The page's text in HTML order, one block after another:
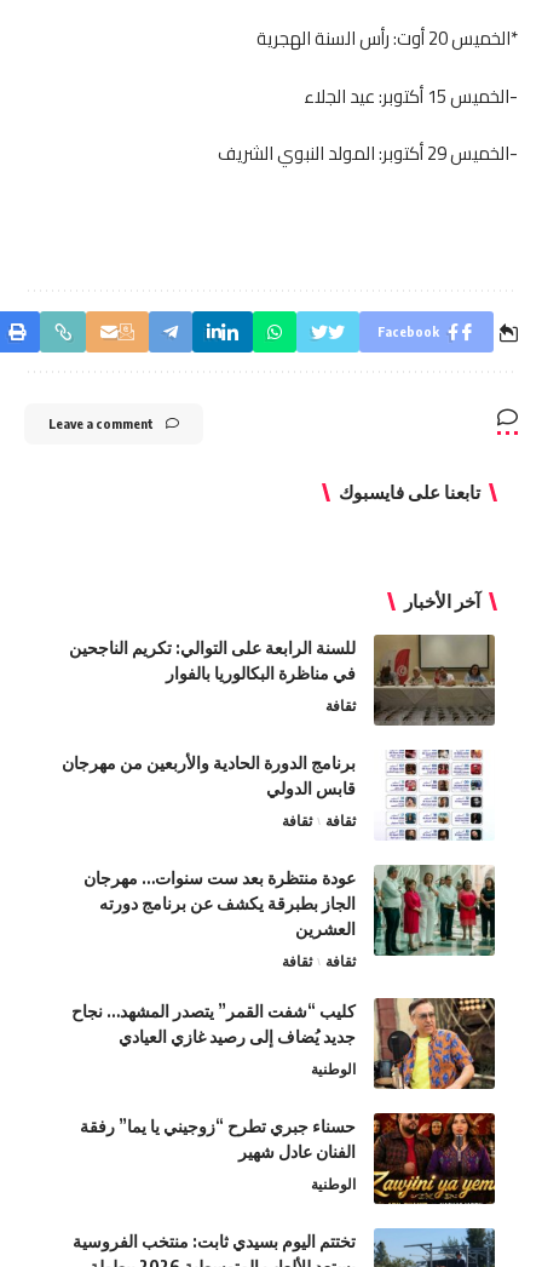
*الخميس 20 أوت: رأس السنة الهجرية
-الخميس 15 أكتوبر: عيد الجلاء
-الخميس 29 أكتوبر: المولد النبوي الشريف
Facebook
Leave a comment
تابعنا على فايسبوك
آخر الأخبار
للسنة الرابعة على التوالي: تكريم الناجحين
في مناظرة البكالوريا بالفوار
ثقافة
برنامج الدورة الحادية والأربعين من مهرجان
قابس الدولي
ثقافة ثقافة
عودة منتظرة بعد ست سنوات… مهرجان
الجاز بطبرقة يكشف عن برنامج دورته
العشرين
ثقافة ثقافة
كليب “شفت القمر” يتصدر المشهد… نجاح
جديد يُضاف إلى رصيد غازي العيادي
الوطنية
حسناء جبري تطرح “زوجيني يا يما” رفقة
الفنان عادل شهير
الوطنية
تختتم اليوم بسيدي ثابت: منتخب الفروسية